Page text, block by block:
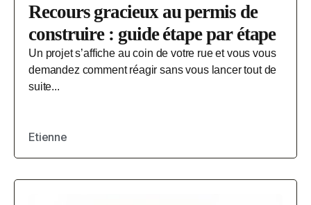
Recours gracieux au permis de
construire : guide étape par étape
Un projet s’affiche au coin de votre rue et vous vous
demandez comment réagir sans vous lancer tout de
suite...
Etienne